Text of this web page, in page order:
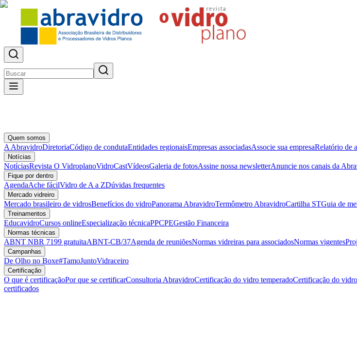
Quem somos
A AbravidroDiretoriaCódigo de condutaEntidades regionaisEmpresas associadasAssocie sua empresaRelatório de
Notícias
NotíciasRevista O VidroplanoVidroCastVídeosGaleria de fotosAssine nossa newsletterAnuncie nos canais da
Fique por dentro
AgendaAche fácilVidro de A a ZDúvidas frequentes
Mercado vidreiro
Mercado brasileiro de vidrosBenefícios do vidroPanorama AbravidroTermômetro AbravidroCartilha STGuia de
Treinamentos
EducavidroCursos onlineEspecialização técnicaPPCPEGestão Financeira
Normas técnicas
ABNT NBR 7199 gratuitaABNT-CB/37Agenda de reuniõesNormas vidreiras para associadosNormas vigentes
Campanhas
De Olho no Boxe#TamoJuntoVidraceiro
Certificação
O que é certificaçãoPor que se certificarConsultoria AbravidroCertificação do vidro temperadoCertificação do
certificados